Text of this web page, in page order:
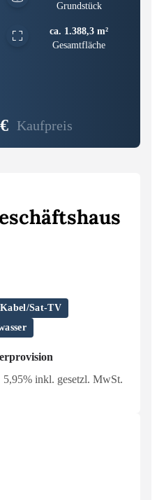
Grundstück
ca. 1.388,3 m²
Gesamtfläche
Kaufpreis
Kabel/Sat-TV
5,95% inkl. gesetzl. MwSt.